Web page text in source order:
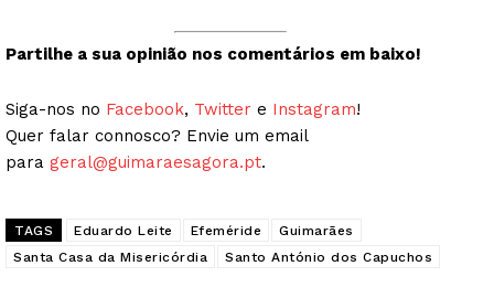
Partilhe a sua opinião nos comentários em baixo!
Siga-nos no Facebook, Twitter e Instagram!
Quer falar connosco? Envie um email
para geral@guimaraesagora.pt.
TAGS Eduardo Leite Efeméride
Guimarães
Santa Casa da Misericórdia
Santo António dos Capuchos